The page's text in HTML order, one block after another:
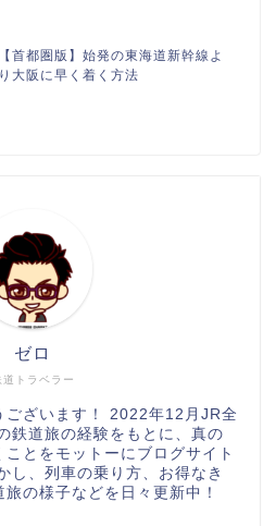
【首都圏版】始発の東海道新幹線よ
り大阪に早く着く方法
道トラベラー
ゼロ
ございます！ 2022年12月JR全
鉄道旅の経験をもとに、真の
とをモットーにブログサイト
し、列車の乗り方、お得なき
の様子などを日々更新中！